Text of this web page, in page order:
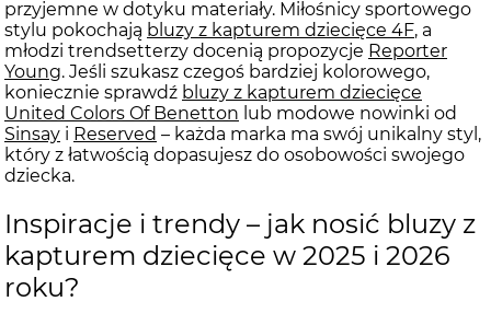
przyjemne w dotyku materiały. Miłośnicy sportowego
stylu pokochają bluzy z kapturem dziecięce 4F, a
młodzi trendsetterzy docenią propozycje Reporter
Young. Jeśli szukasz czegoś bardziej kolorowego,
koniecznie sprawdź bluzy z kapturem dziecięce
United Colors Of Benetton lub modowe nowinki od
Sinsay i Reserved – każda marka ma swój unikalny styl,
który z łatwością dopasujesz do osobowości swojego
dziecka.
Inspiracje i trendy – jak nosić bluzy z
kapturem dziecięce w 2025 i 2026
roku?